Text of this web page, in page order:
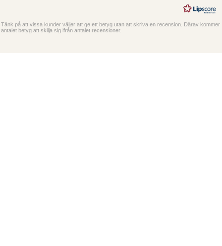
stjärnor
Tänk på att vissa kunder väljer att ge ett betyg utan att skriva en recension. Därav kommer
antalet betyg att skilja sig ifrån antalet recensioner.